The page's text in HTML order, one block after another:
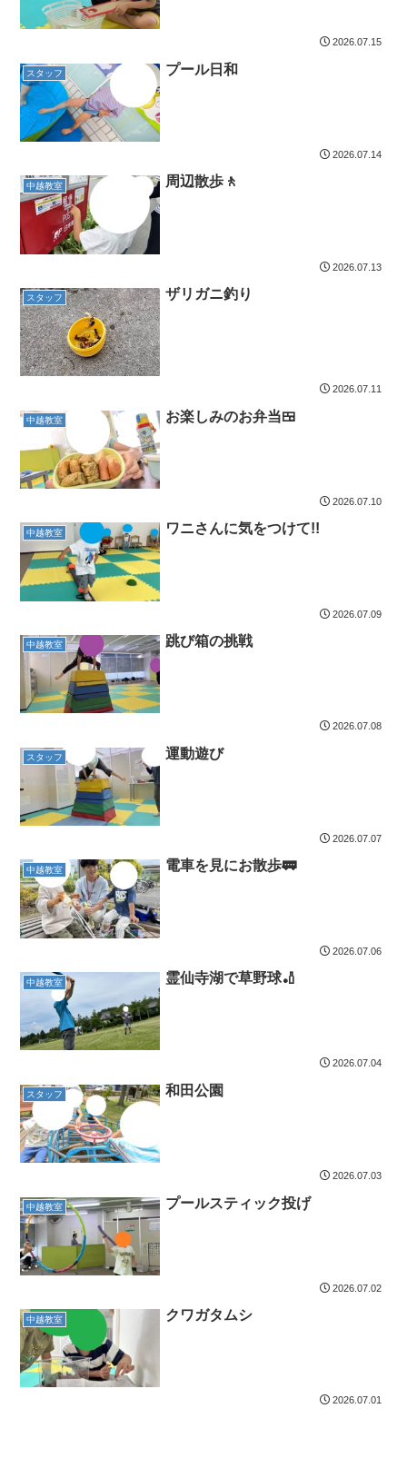
2026.07.15
スタッフ プール日和
2026.07.14
中越教室 周辺散歩🚶
2026.07.13
スタッフ ザリガニ釣り
2026.07.11
中越教室 お楽しみのお弁当🍱
2026.07.10
中越教室 ワニさんに気をつけて!!
2026.07.09
中越教室 跳び箱の挑戦
2026.07.08
スタッフ 運動遊び
2026.07.07
中越教室 電車を見にお散歩🚃
2026.07.06
中越教室 霊仙寺湖で草野球🏏
2026.07.04
スタッフ 和田公園
2026.07.03
中越教室 プールスティック投げ
2026.07.02
中越教室 クワガタムシ
2026.07.01